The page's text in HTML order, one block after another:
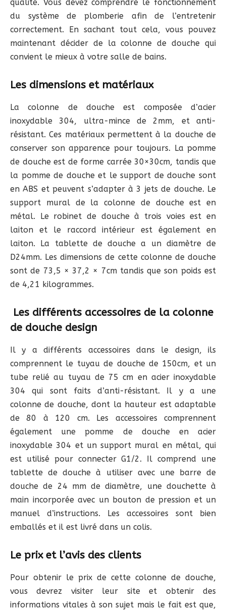
qualité. Vous devez comprendre le fonctionnement
du système de plomberie afin de l’entretenir
correctement. En sachant tout cela, vous pouvez
maintenant décider de la colonne de douche qui
convient le mieux à votre salle de bains.
Les dimensions et matériaux
La colonne de douche est composée d’acier
inoxydable 304, ultra-mince de 2mm, et anti-
résistant. Ces matériaux permettent à la douche de
conserver son apparence pour toujours. La pomme
de douche est de forme carrée 30×30cm, tandis que
la pomme de douche et le support de douche sont
en ABS et peuvent s’adapter à 3 jets de douche. Le
support mural de la colonne de douche est en
métal. Le robinet de douche à trois voies est en
laiton et le raccord intérieur est également en
laiton. La tablette de douche a un diamètre de
D24mm. Les dimensions de cette colonne de douche
sont de 73,5 × 37,2 × 7cm tandis que son poids est
de 4,21 kilogrammes.
Les différents accessoires de la colonne
de douche design
Il y a différents accessoires dans le design, ils
comprennent le tuyau de douche de 150cm, et un
tube relié au tuyau de 75 cm en acier inoxydable
304 qui sont faits d’anti-résistant. Il y a une
colonne de douche, dont la hauteur est adaptable
de 80 à 120 cm. Les accessoires comprennent
également une pomme de douche en acier
inoxydable 304 et un support mural en métal, qui
est utilisé pour connecter G1/2. Il comprend une
tablette de douche à utiliser avec une barre de
douche de 24 mm de diamètre, une douchette à
main incorporée avec un bouton de pression et un
manuel d’instructions. Les accessoires sont bien
emballés et il est livré dans un colis.
Le prix et l’avis des clients
Pour obtenir le prix de cette colonne de douche,
vous devrez visiter leur site et obtenir des
informations vitales à son sujet mais le fait est que,